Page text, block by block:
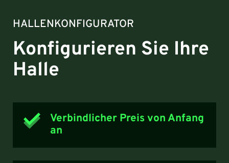
HALLENKONFIGURATOR
Konfigurieren Sie Ihre
Halle
Verbindlicher Preis von Anfang
an